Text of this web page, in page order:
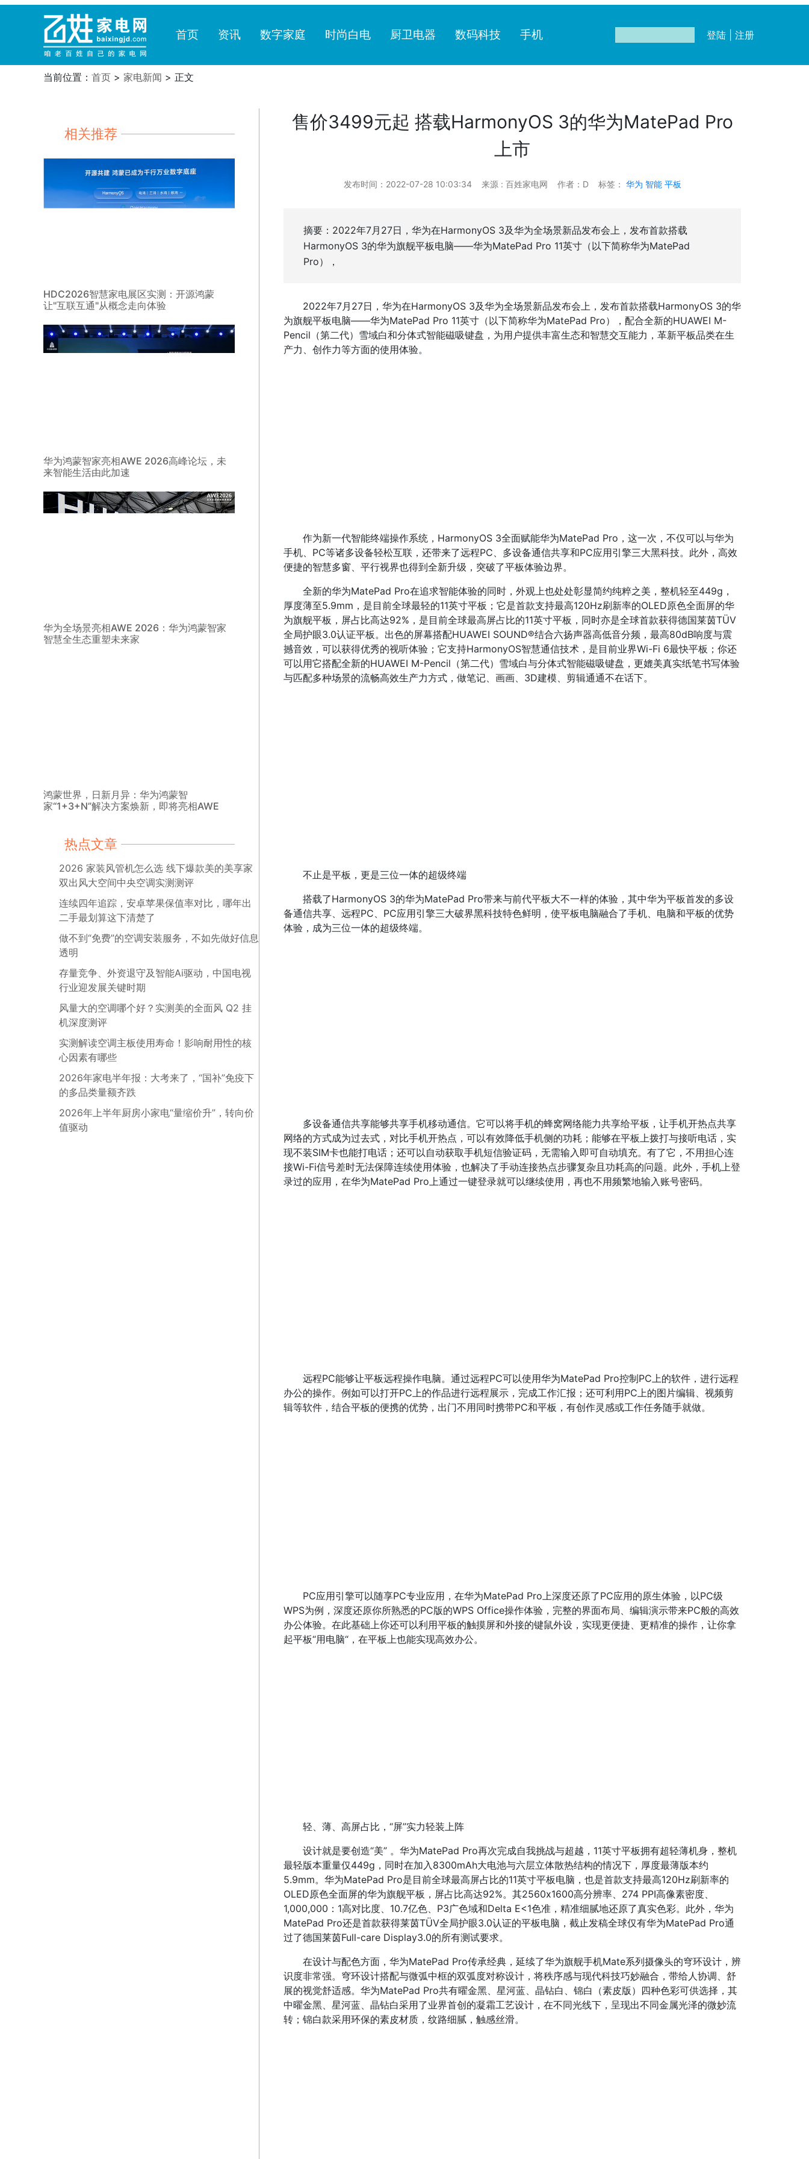
首页 资讯 数字家庭 时尚白电 厨卫电器 数码科技 手机 登陆| 注册
当前位置： 首页 > 家电新闻 > 正文
相关推荐
HDC2026智慧家电展区实测：开源鸿蒙
让"互联互通"从概念走向体验
华为鸿蒙智家亮相AWE 2026高峰论坛，未
来智能生活由此加速
华为全场景亮相AWE 2026：华为鸿蒙智家
智慧全生态重塑未来家
鸿蒙世界，日新月异：华为鸿蒙智
家“1+3+N”解决方案焕新，即将亮相AWE
热点文章
2026 家装风管机怎么选 线下爆款美的美享家
双出风大空间中央空调实测测评
连续四年追踪，安卓苹果保值率对比，哪年出
二手最划算这下清楚了
做不到“免费”的空调安装服务，不如先做好信息
透明
存量竞争、外资退守及智能Ai驱动，中国电视
行业迎发展关键时期
风量大的空调哪个好？实测美的全面风 Q2 挂
机深度测评
实测解读空调主板使用寿命！影响耐用性的核
心因素有哪些
2026年家电半年报：大考来了，“国补”免疫下
的多品类量额齐跌
2026年上半年厨房小家电“量缩价升”，转向价
值驱动
售价3499元起 搭载HarmonyOS 3的华为MatePad Pro
上市
发布时间：2022-07-28 10:03:34 来源 : 百姓家电网 作者：D 标签： 华为 智能 平板
摘要：2022年7月27日，华为在HarmonyOS 3及华为全场景新品发布会上，发布首款搭载
HarmonyOS 3的华为旗舰平板电脑——华为MatePad Pro 11英寸（以下简称华为MatePad
Pro），
2022年7月27日，华为在HarmonyOS 3及华为全场景新品发布会上，发布首款搭载HarmonyOS 3的华
为旗舰平板电脑——华为MatePad Pro 11英寸（以下简称华为MatePad Pro），配合全新的HUAWEI M-
Pencil（第二代）雪域白和分体式智能磁吸键盘，为用户提供丰富生态和智慧交互能力，革新平板品类在生
产力、创作力等方面的使用体验。
作为新一代智能终端操作系统，HarmonyOS 3全面赋能华为MatePad Pro，这一次，不仅可以与华为
手机、PC等诸多设备轻松互联，还带来了远程PC、多设备通信共享和PC应用引擎三大黑科技。此外，高效
便捷的智慧多窗、平行视界也得到全新升级，突破了平板体验边界。
全新的华为MatePad Pro在追求智能体验的同时，外观上也处处彰显简约纯粹之美，整机轻至449g，
厚度薄至5.9mm，是目前全球最轻的11英寸平板；它是首款支持最高120Hz刷新率的OLED原色全面屏的华
为旗舰平板，屏占比高达92%，是目前全球最高屏占比的11英寸平板，同时亦是全球首款获得德国莱茵TÜV
全局护眼3.0认证平板。出色的屏幕搭配HUAWEI SOUND®结合六扬声器高低音分频，最高80dB响度与震
撼音效，可以获得优秀的视听体验；它支持HarmonyOS智慧通信技术，是目前业界Wi-Fi 6最快平板；你还
可以用它搭配全新的HUAWEI M-Pencil（第二代）雪域白与分体式智能磁吸键盘，更媲美真实纸笔书写体验
与匹配多种场景的流畅高效生产力方式，做笔记、画画、3D建模、剪辑通通不在话下。
不止是平板，更是三位一体的超级终端
搭载了HarmonyOS 3的华为MatePad Pro带来与前代平板大不一样的体验，其中华为平板首发的多设
备通信共享、远程PC、PC应用引擎三大破界黑科技特色鲜明，使平板电脑融合了手机、电脑和平板的优势
体验，成为三位一体的超级终端。
多设备通信共享能够共享手机移动通信。它可以将手机的蜂窝网络能力共享给平板，让手机开热点共享
网络的方式成为过去式，对比手机开热点，可以有效降低手机侧的功耗；能够在平板上拨打与接听电话，实
现不装SIM卡也能打电话；还可以自动获取手机短信验证码，无需输入即可自动填充。有了它，不用担心连
接Wi-Fi信号差时无法保障连续使用体验，也解决了手动连接热点步骤复杂且功耗高的问题。此外，手机上登
录过的应用，在华为MatePad Pro上通过一键登录就可以继续使用，再也不用频繁地输入账号密码。
远程PC能够让平板远程操作电脑。通过远程PC可以使用华为MatePad Pro控制PC上的软件，进行远程
办公的操作。例如可以打开PC上的作品进行远程展示，完成工作汇报；还可利用PC上的图片编辑、视频剪
辑等软件，结合平板的便携的优势，出门不用同时携带PC和平板，有创作灵感或工作任务随手就做。
PC应用引擎可以随享PC专业应用，在华为MatePad Pro上深度还原了PC应用的原生体验，以PC级
WPS为例，深度还原你所熟悉的PC版的WPS Office操作体验，完整的界面布局、编辑演示带来PC般的高效
办公体验。在此基础上你还可以利用平板的触摸屏和外接的键鼠外设，实现更便捷、更精准的操作，让你拿
起平板“用电脑“，在平板上也能实现高效办公。
轻、薄、高屏占比，“屏”实力轻装上阵
设计就是要创造“美” 。华为MatePad Pro再次完成自我挑战与超越，11英寸平板拥有超轻薄机身，整机
最轻版本重量仅449g，同时在加入8300mAh大电池与六层立体散热结构的情况下，厚度最薄版本约
5.9mm。华为MatePad Pro是目前全球最高屏占比的11英寸平板电脑，也是首款支持最高120Hz刷新率的
OLED原色全面屏的华为旗舰平板，屏占比高达92%。其2560x1600高分辨率、274 PPI高像素密度、
1,000,000：1高对比度、10.7亿色、P3广色域和Delta E<1色准，精准细腻地还原了真实色彩。此外，华为
MatePad Pro还是首款获得莱茵TÜV全局护眼3.0认证的平板电脑，截止发稿全球仅有华为MatePad Pro通
过了德国莱茵Full-care Display3.0的所有测试要求。
在设计与配色方面，华为MatePad Pro传承经典，延续了华为旗舰手机Mate系列摄像头的穹环设计，辨
识度非常强。穹环设计搭配与微弧中框的双弧度对称设计，将秩序感与现代科技巧妙融合，带给人协调、舒
展的视觉舒适感。华为MatePad Pro共有曜金黑、星河蓝、晶钻白、锦白（素皮版）四种色彩可供选择，其
中曜金黑、星河蓝、晶钻白采用了业界首创的凝霜工艺设计，在不同光线下，呈现出不同金属光泽的微妙流
转；锦白款采用环保的素皮材质，纹路细腻，触感丝滑。